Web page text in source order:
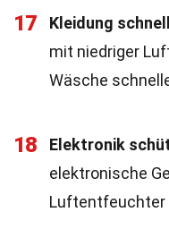
17 Kleidung
mit niedriger
Wäsche
18 Elektronik
elektronische
Luftentfeuchter